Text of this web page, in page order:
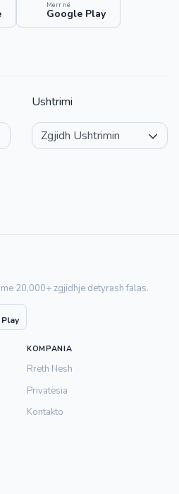
Merr në
Google Play
Ushtrimi
20,000+ zgjidhje detyrash falas.
KOMPANIA
Rreth Nesh
Privatësia
Kontakto